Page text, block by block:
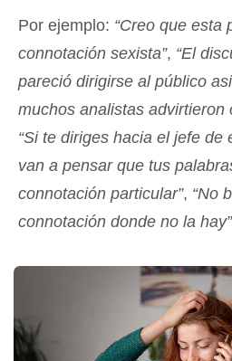
Por ejemplo: “Creo que esta
connotación sexista”, “El
pareció dirigirse al público
muchos analistas advirtieron
“Si te diriges hacia el jefe de
van a pensar que tus
connotación particular”, “No
connotación donde no la hay”